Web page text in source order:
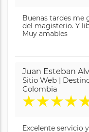
Buenas tardes me
del magisterio. Y
Muy amables
Juan Esteban
Sitio Web |
Colombia
★★★★
Excelente servicio